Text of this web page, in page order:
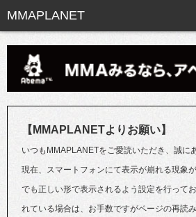
【MMAPLANETよりお願い】
いつもMMAPLANETをご愛読いただき、誠に
現在、スマートフォンにて表示が崩れる現象
でも正しい形で表示されるよう設定を行って
れている場合は、お手数ですがページの再読